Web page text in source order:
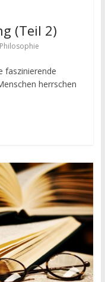
(Teil 2)
Philosophie
faszinierende
herrschen